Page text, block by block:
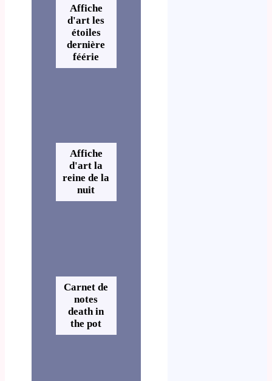
Affiche
d'art les
étoiles
dernière
féérie
Affiche
d'art la
reine de la
nuit
Carnet de
notes
death in
the pot